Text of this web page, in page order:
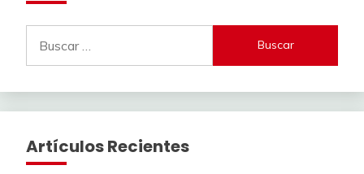
Artículos Recientes